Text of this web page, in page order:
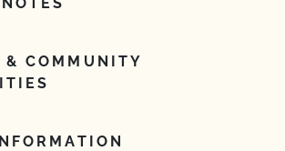
& COMMUNITY